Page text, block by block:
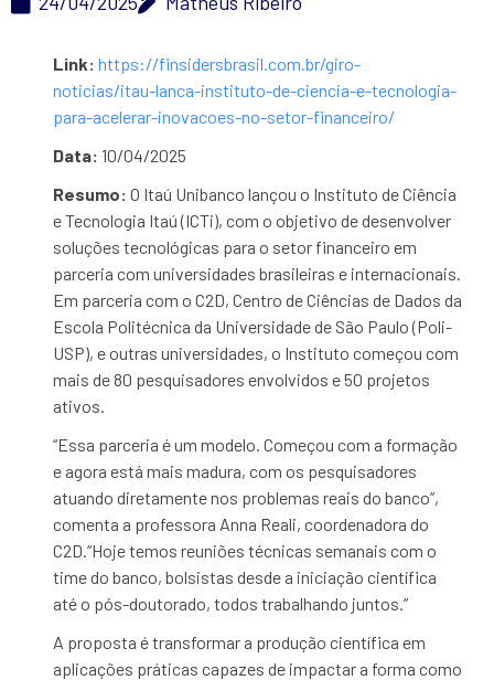
Link:https://finsidersbrasil.com.br/giro-
noticias/itau-lanca-instituto-de-ciencia-e-tecnologia-
para-acelerar-inovacoes-no-setor-financeiro/
Data: 10/04/2025
Resumo:O Itaú Unibanco lançou o Instituto de Ciência
e Tecnologia Itaú (ICTi), com o objetivo de desenvolver
soluções tecnológicas para o setor financeiro em
parceria com universidades brasileiras e internacionais.
Em parceria com o C2D, Centro de Ciências de Dados da
Escola Politécnica da Universidade de São Paulo (Poli-
USP), e outras universidades, o Instituto começou com
mais de 80 pesquisadores envolvidos e 50 projetos
ativos.
“Essa parceria é um modelo. Começou com a formação
e agora está mais madura, com os pesquisadores
atuando diretamente nos problemas reais do banco”,
comenta a professora Anna Reali, coordenadora do
C2D.“Hoje temos reuniões técnicas semanais com o
time do banco, bolsistas desde a iniciação científica
até o pós-doutorado, todos trabalhando juntos.”
A proposta é transformar a produção científica em
aplicações práticas capazes de impactar a forma como